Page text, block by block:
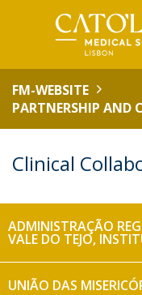
FM-WEBSITE
PARTNERSHIP AND
Clinical
ADMINISTRAÇÃO
VALE DO TEJO,
UNIÃO DAS